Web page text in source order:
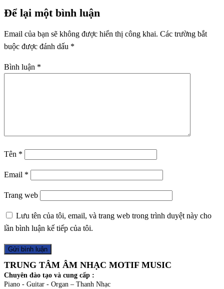
Để lại một bình luận
Email của bạn sẽ không được hiển thị công khai. Các trường bắt
buộc được đánh dấu *
Bình luận *
Tên *
Email *
Trang web
Lưu tên của tôi, email, và trang web trong trình duyệt này cho
lần bình luận kế tiếp của tôi.
TRUNG TÂM ÂM NHẠC MOTIF MUSIC
Chuyên đào tạo và cung cấp :
Piano - Guitar - Organ – Thanh Nhạc